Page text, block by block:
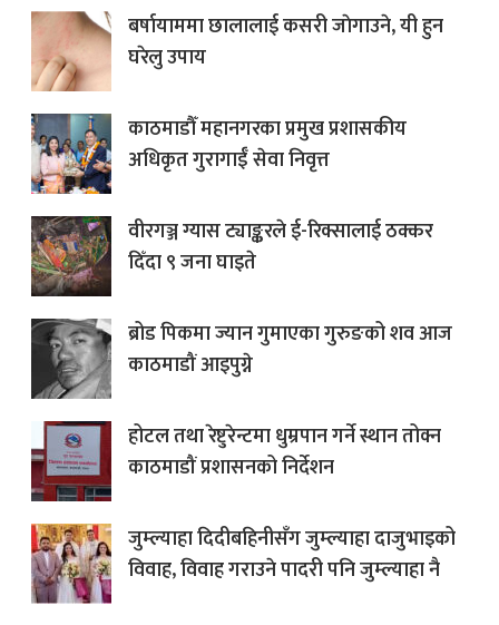
बर्षायाममा छालालाई कसरी जाेगाउने, यी हुन
घरेलु उपाय
काठमाडौँ महानगरका प्रमुख प्रशासकीय
अधिकृत गुरागाईँ सेवा निवृत्त
वीरगञ्ज ग्यास ट्याङ्करले ई-रिक्सालाई ठक्कर
दिँदा ९ जना घाइते
ब्रोड पिकमा ज्यान गुमाएका गुरुङको शव आज
काठमाडौं आइपुग्ने
होटल तथा रेष्टुरेन्टमा धुम्रपान गर्ने स्थान तोक्न
काठमाडौं प्रशासनको निर्देशन
जुम्ल्याहा दिदीबहिनीसँग जुम्ल्याहा दाजुभाइको
विवाह, विवाह गराउने पादरी पनि जुम्ल्याहा नै